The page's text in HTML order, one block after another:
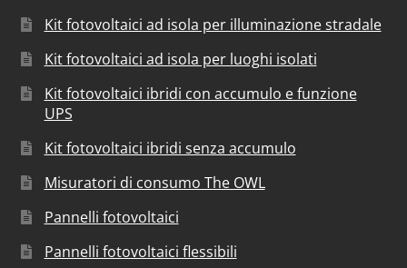
Kit fotovoltaici ad isola per illuminazione stradale
Kit fotovoltaici ad isola per luoghi isolati
Kit fotovoltaici ibridi con accumulo e funzione
UPS
Kit fotovoltaici ibridi senza accumulo
Misuratori di consumo The OWL
Pannelli fotovoltaici
Pannelli fotovoltaici flessibili